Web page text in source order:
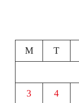
M
T
3 4